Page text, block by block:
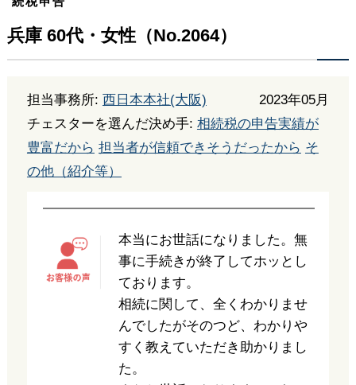
兵庫 60代・女性（No.2064）
担当事務所: 西日本本社(大阪)
2023年05月
チェスターを選んだ決め手: 相続税の申告実績が
豊富だから 担当者が信頼できそうだったから そ
の他（紹介等）
本当にお世話になりました。無
事に手続きが終了してホッとし
ております。
相続に関して、全くわかりませ
んでしたがそのつど、わかりや
すく教えていただき助かりまし
た。